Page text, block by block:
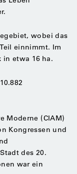
wobei das
einnimmt. Im
in etwa 16 ha.
Moderne (CIAM)
Kongressen und
des 20.
war ein